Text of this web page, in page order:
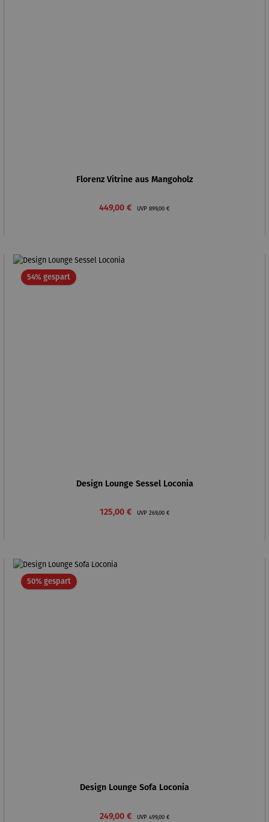
Florenz Vitrine aus Mangoholz
Verkaufspreis:
449,00 € UVP Regulärer Preis:
899,00 €
54% gespartRabatt
Design Lounge Sessel Loconia
Verkaufspreis:
125,00 € UVP Regulärer Preis:
269,00 €
50% gespartRabatt
Design Lounge Sofa Loconia
Verkaufspreis:
249,00 € UVP Regulärer Preis:
499,00 €